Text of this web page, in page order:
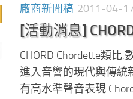
廠商新聞稿 2011-04-
[活動消息]
CHORD Chordette類比
進入音響的現代與傳統
有高水準聲音表現